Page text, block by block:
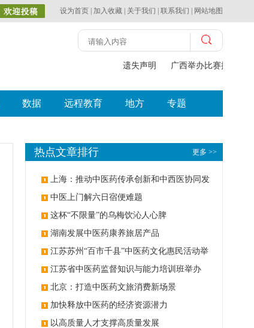
设为首页 加入收藏 关于我们 联系我们 网站地图
遗失声明 广西举办比赛探索中
数据 远程教育 地方 专题
更多 >>
热点文章排行
上海：推动中医药传承创新和中西医协同发
展 中医上门解六日宿便难题
这杯“不限量”的乌梅饮沁人心脾
湖南发展中医药康养旅居产品
江苏苏州“百市千县”中医药文化惠民活动举
办 江苏省中医药监督知识与能力培训班举办
北京：打造中医药文旅消费新场景
加快释放中医药的经济资源潜力
以高质量人才支撑高质量发展